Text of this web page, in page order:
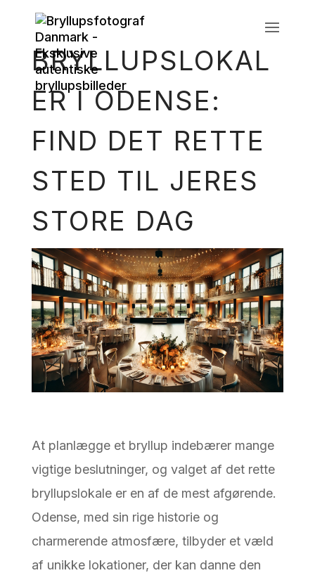
BRYLLUPSLOKAL
ER I ODENSE:
FIND DET RETTE
STED TIL JERES
STORE DAG
At planlægge et bryllup indebærer mange
vigtige beslutninger, og valget af det rette
bryllupslokale er en af de mest afgørende.
Odense, med sin rige historie og
charmerende atmosfære, tilbyder et væld
af unikke lokationer, der kan danne den